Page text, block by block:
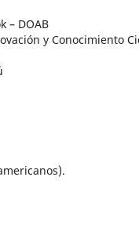
– DOAB
y Conocimiento